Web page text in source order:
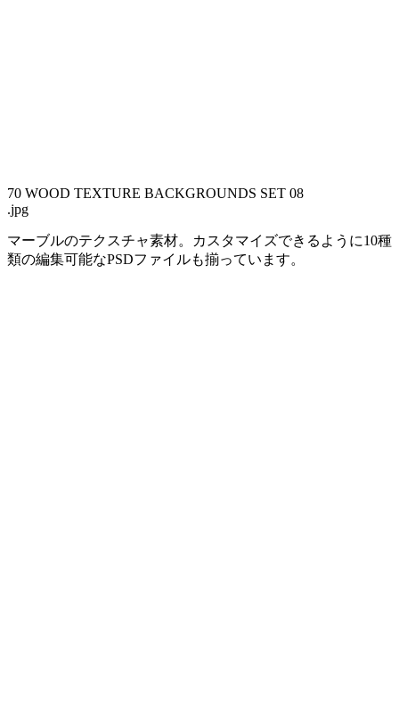
70 WOOD TEXTURE BACKGROUNDS SET 08
.jpg
マーブルのテクスチャ素材。カスタマイズできるように10種
類の編集可能なPSDファイルも揃っています。